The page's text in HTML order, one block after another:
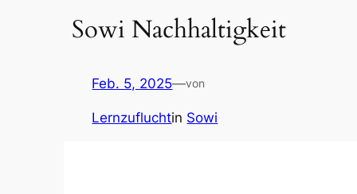
Sowi Nachhaltigkeit
Feb. 5, 2025—von
Lernzufluchtin Sowi